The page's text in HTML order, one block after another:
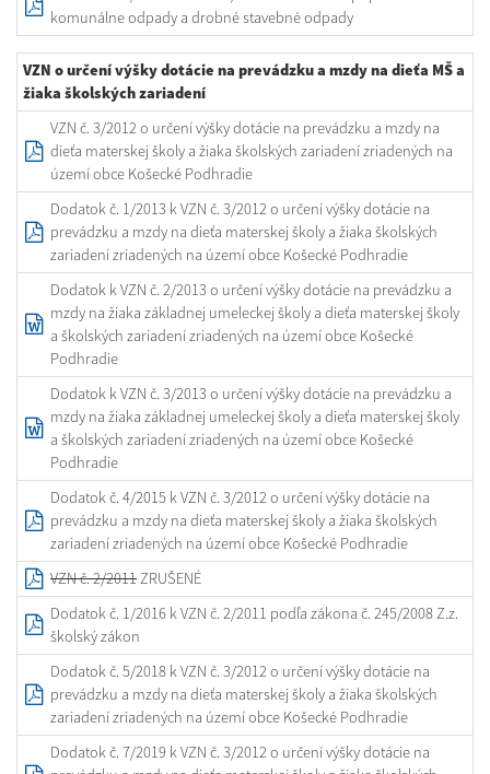
komunálne odpady a drobné stavebné odpady
VZN o určení výšky dotácie na prevádzku a mzdy na dieťa MŠ a
žiaka školských zariadení
VZN č. 3/2012 o určení výšky dotácie na prevádzku a mzdy na
dieťa materskej školy a žiaka školských zariadení zriadených na
území obce Košecké Podhradie
Dodatok č. 1/2013 k VZN č. 3/2012 o určení výšky dotácie na
prevádzku a mzdy na dieťa materskej školy a žiaka školských
zariadení zriadených na území obce Košecké Podhradie
Dodatok k VZN č. 2/2013 o určení výšky dotácie na prevádzku a
mzdy na žiaka základnej umeleckej školy a dieťa materskej školy
a školských zariadení zriadených na území obce Košecké
Podhradie
Dodatok k VZN č. 3/2013 o určení výšky dotácie na prevádzku a
mzdy na žiaka základnej umeleckej školy a dieťa materskej školy
a školských zariadení zriadených na území obce Košecké
Podhradie
Dodatok č. 4/2015 k VZN č. 3/2012 o určení výšky dotácie na
prevádzku a mzdy na dieťa materskej školy a žiaka školských
zariadení zriadených na území obce Košecké Podhradie
VZN č. 2/2011ZRUŠENÉ
Dodatok č. 1/2016 k VZN č. 2/2011 podľa zákona č. 245/2008 Z.z.
školský zákon
Dodatok č. 5/2018 k VZN č. 3/2012 o určení výšky dotácie na
prevádzku a mzdy na dieťa materskej školy a žiaka školských
zariadení zriadených na území obce Košecké Podhradie
Dodatok č. 7/2019 k VZN č. 3/2012 o určení výšky dotácie na